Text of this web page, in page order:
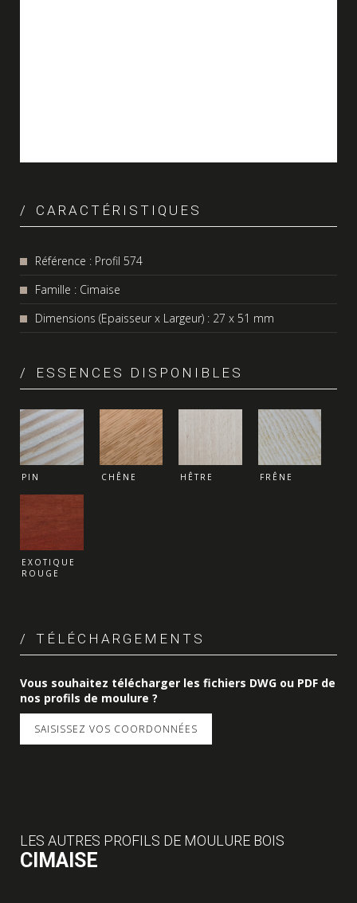
CARACTÉRISTIQUES
Référence : Profil 574
Famille : Cimaise
Dimensions (Epaisseur x Largeur) : 27 x 51 mm
ESSENCES DISPONIBLES
PIN CHÊNE HÊTRE FRÊNE
EXOTIQUE
ROUGE
TÉLÉCHARGEMENTS
Vous souhaitez télécharger les fichiers DWG ou PDF de
nos profils de moulure ?
SAISISSEZ VOS COORDONNÉES
LES AUTRES PROFILS DE MOULURE BOIS
CIMAISE